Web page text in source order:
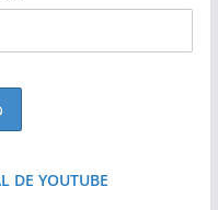
DE YOUTUBE